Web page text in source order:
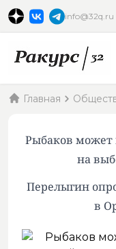
info@32q.ru
Главная
Рыбаков может
на
Перелыгин
в